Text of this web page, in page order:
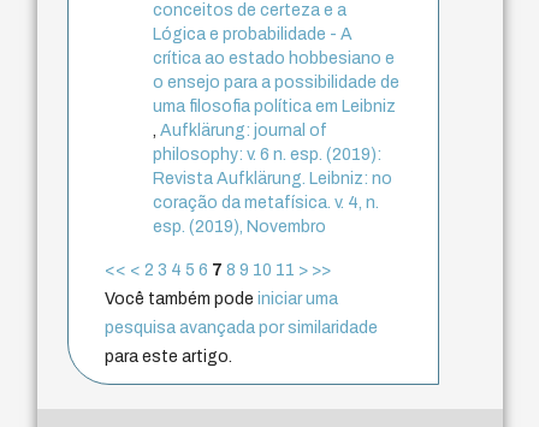
conceitos de certeza e a
Lógica e probabilidade - A
crítica ao estado hobbesiano e
o ensejo para a possibilidade de
uma filosofia política em Leibniz
,Aufklärung: journal of
philosophy: v. 6 n. esp. (2019):
Revista Aufklärung. Leibniz: no
coração da metafísica. v. 4, n.
esp. (2019), Novembro
<< < 2 3 4 5 6 7 8 9 10 11 > >>
Você também podeiniciar uma
pesquisa avançada por similaridade
para este artigo.